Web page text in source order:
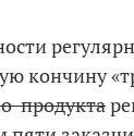
кончину
продукта